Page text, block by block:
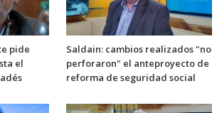
pide
el
Saldain: cambios realizados "no
perforaron" el anteproyecto de
reforma de seguridad social